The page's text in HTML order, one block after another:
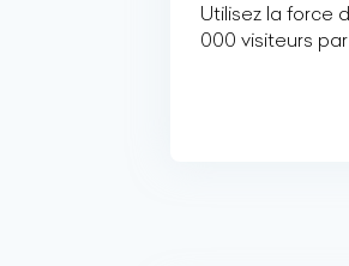
Utilisez la force
000 visiteurs